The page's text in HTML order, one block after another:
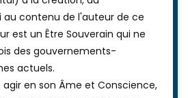
contenu de l'auteur de ce
est un Être Souverain qui ne
des gouvernements-
actuels.
agir en son Âme et Conscience,